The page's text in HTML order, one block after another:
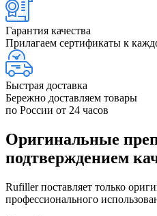
Гарантия качества
Прилагаем сертификаты к
Быстрая доставка
Бережно доставляем товары
по России от 24 часов
Оригинальные
подтверждением
Rufiller поставляет только
профессионального